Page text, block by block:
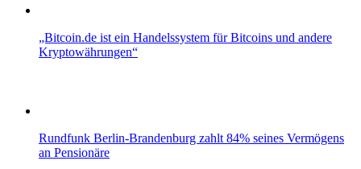
„Bitcoin.de ist ein Handelssystem für Bitcoins und andere
Kryptowährungen“
Rundfunk Berlin-Brandenburg zahlt 84% seines Vermögens
an Pensionäre